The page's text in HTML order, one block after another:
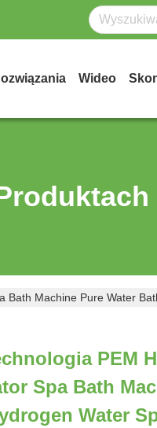
Wideo
Bath Machine Pure Water
PEM
Spa Bath
Water